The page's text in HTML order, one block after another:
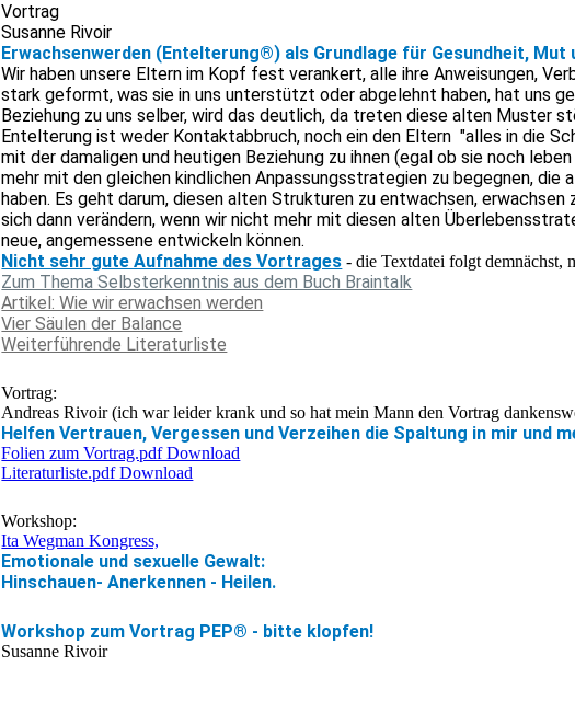
Vortrag
Susanne Rivoir
Erwachsenwerden (Entelterung®) als Grundlage für Gesundheit, Mut
Wir haben unsere Eltern im Kopf fest verankert, alle ihre Anweisungen,
stark geformt, was sie in uns unterstützt oder abgelehnt haben, hat uns
Beziehung zu uns selber, wird das deutlich, da treten diese alten Muster
Entelterung ist weder Kontaktabbruch, noch ein den Eltern "alles in die
mit der damaligen und heutigen Beziehung zu ihnen (egal ob sie noch
mehr mit den gleichen kindlichen Anpassungsstrategien zu begegnen, die
haben. Es geht darum, diesen alten Strukturen zu entwachsen,
sich dann verändern, wenn wir nicht mehr mit diesen alten
neue, angemessene entwickeln können.
Nicht sehr gute Aufnahme des Vortrages - die Textdatei folgt demnächst,
Zum Thema Selbsterkenntnis aus dem Buch Braintalk
Artikel: Wie wir erwachsen werden
Vier Säulen der Balance
Weiterführende Literaturliste
Vortrag:
Andreas Rivoir (ich war leider krank und so hat mein Mann den Vortrag
Helfen Vertrauen, Vergessen und Verzeihen die Spaltung in mir und
Folien zum Vortrag.pdf Download
Literaturliste.pdf Download
Workshop:
Ita Wegman Kongress,
Emotionale und sexuelle Gewalt:
Hinschauen- Anerkennen - Heilen.
Workshop zum Vortrag PEP® - bitte klopfen!
Susanne Rivoir